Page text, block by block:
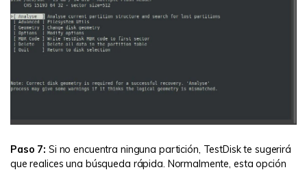
Paso 7: Si no encuentra ninguna partición, TestDisk te sugerirá
que realices una búsqueda rápida. Normalmente, esta opción